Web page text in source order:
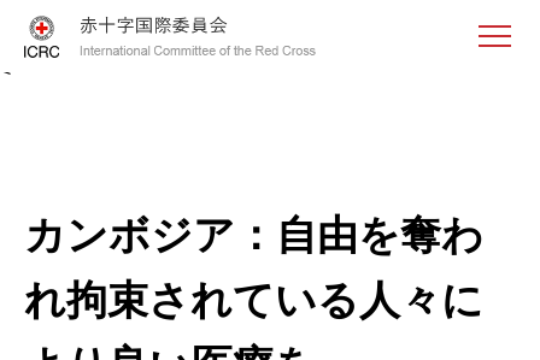
<
カンボジア：自由を奪わ
れ拘束されている人々に